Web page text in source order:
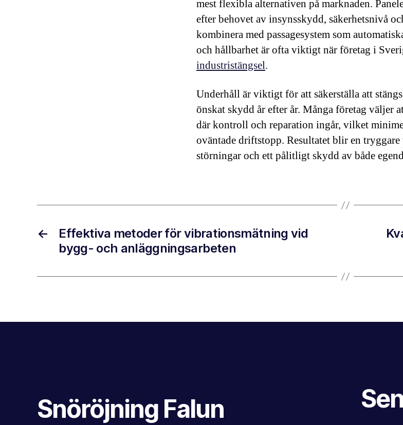
mest flexibla alternativen på marknaden.
efter behovet av insynsskydd, säkerhetsnivå
kombinera med passagesystem som
och hållbarhet är ofta viktigt när företag i
industristängsel.
Underhåll är viktigt för att säkerställa att
önskat skydd år efter år. Många företag väljer
där kontroll och reparation ingår, vilket
oväntade driftstopp. Resultatet blir en tryggare
störningar och ett pålitligt skydd av både
←
Effektiva metoder för vibrationsmätning vid
bygg- och anläggningsarbeten
Snöröjning Falun